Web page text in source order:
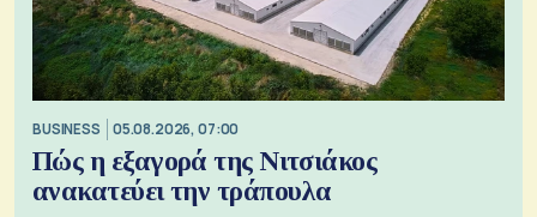
BUSINESS 05.08.2026, 07:00
Πώς η εξαγορά της Νιτσιάκος
ανακατεύει την τράπουλα